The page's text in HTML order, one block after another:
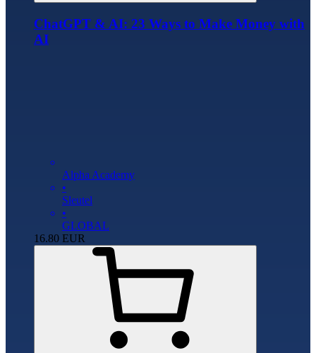
ChatGPT & AI: 23 Ways to Make Money with
AI
Alpha Academy
•
Sleutel
•
GLOBAL
16.80 EUR